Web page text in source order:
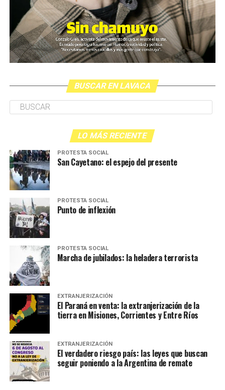
BUSCAR EN LAVACA
LO MÁS RECIENTE
PROTESTA SOCIAL
San Cayetano: el espejo del presente
PROTESTA SOCIAL
Punto de inflexión
PROTESTA SOCIAL
Marcha de jubilados: la heladera terrorista
EXTRANJERIZACIÓN
El Paraná en venta: la extranjerización de la
tierra en Misiones, Corrientes y Entre Ríos
EXTRANJERIZACIÓN
El verdadero riesgo país: las leyes que buscan
seguir poniendo a la Argentina de remate